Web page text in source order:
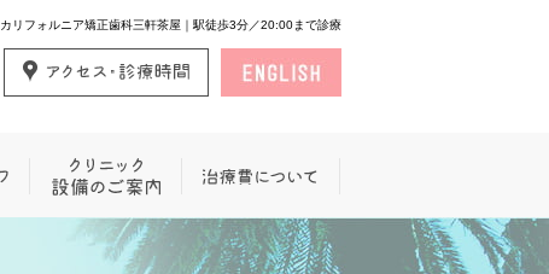
カリフォルニア矯正歯科三軒茶屋｜駅徒歩3分／20:00まで診療